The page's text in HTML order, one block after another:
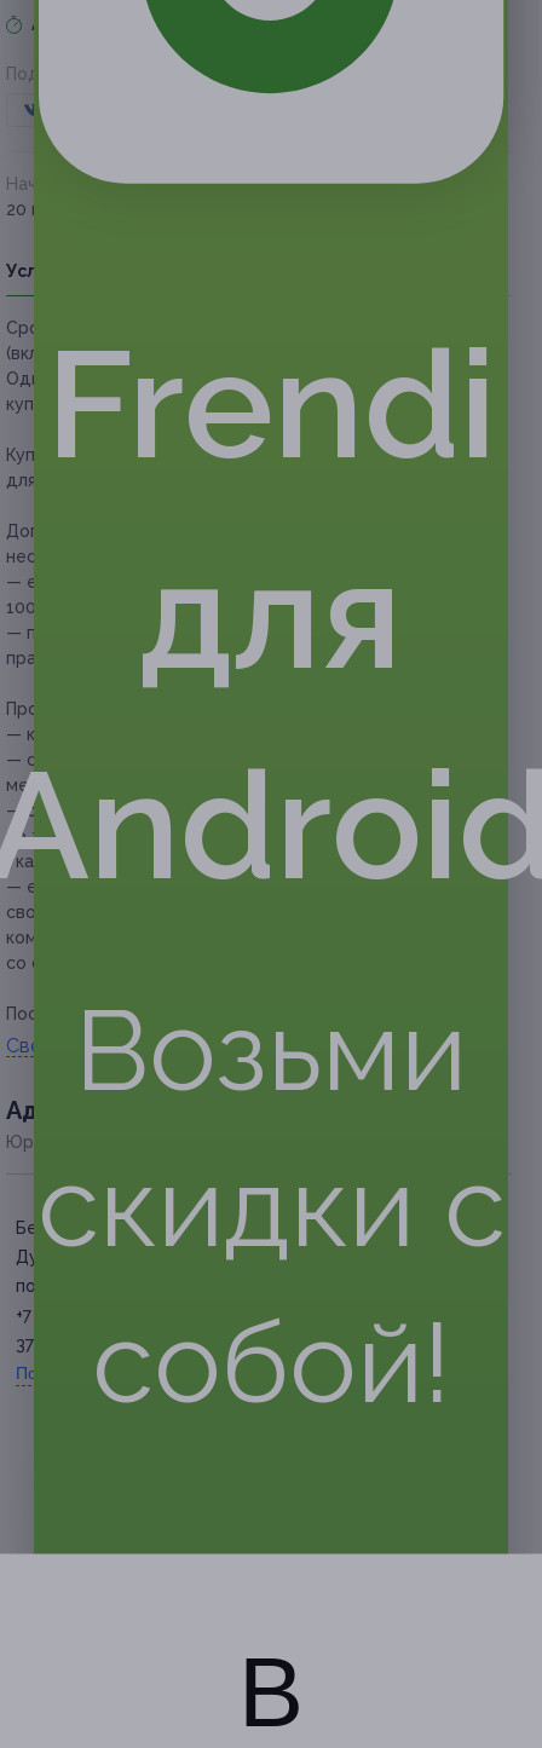
Акция завершена
Поделиться с друзьями
Начало действия
20 июля 2019 г.
Окончание действия
Условия
Срок действия купонов:
(включительно).
Один человек может купить неограниченное количество
купонов для себя или в подарок.
Купон действует на аренду беседки (№ 1, 2, 3) с мангалом
для компании до 6 человек.
Дополнительные услуги, которые можно приобрести при
необходимости:
— если в компании более 6 человек —
100 руб. за дополнительного человека;
— продление аренды беседки после 23:00 — согласно
прайсу комплекса (без скидки).
Прочие условия:
— купон действует с 10:00 до 23:00 ежедневно;
— обязательно перед покупкой купона уточняйте наличие
мест на желаемые даты;
— обязательно предварительное бронирование
по телефонам: +7 (980) 379-45-55, +7 (4722) 37-45-55 с
указанием номера купона и кода бронирования;
— если участник акции не предупреждает об отмене
своего бронирования за сутки до визита, сотрудники
комплекса вправе отказать ему в предоставлении услуг
со скидкой.
Посмотреть группу «
Свернуть
Адресa
Юридическая информация о партнёре
Белгородская обл., пос.
Дубовое, ул. Лесная, д. 3
по предварительной записи
+7 (980) 379-45-55, +7 (4722)
37-45-55
Показать номер телефона
Frendi
для
Возьми
скидки с
собой!
В